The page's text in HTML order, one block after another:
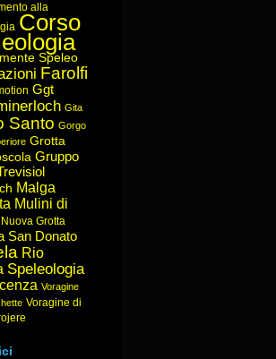
alla
Corso
Speleo
Farolfi
Ggt
Gita
Santo Gorgo
Grotta
Gruppo
Malga
Mulini di
Nuova Grotta
San Donato
Rio
Speleologia
Voragine
Voragine di